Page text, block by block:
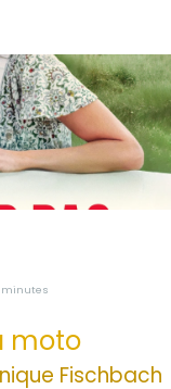
minutes
moto
Fischbach